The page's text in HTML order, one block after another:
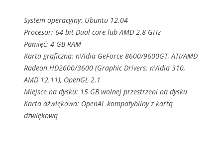
System operacyjny: Ubuntu 12.04
Procesor: 64 bit Dual core lub AMD 2.8 GHz
Pamięć: 4 GB RAM
Karta graficzna: nVidia GeForce 8600/9600GT, ATI/AMD
Radeon HD2600/3600 (Graphic Drivers: nVidia 310,
AMD 12.11), OpenGL 2.1
Miejsce na dysku: 15 GB wolnej przestrzeni na dysku
Karta dźwiękowa: OpenAL kompatybilny z kartą
dźwiękową